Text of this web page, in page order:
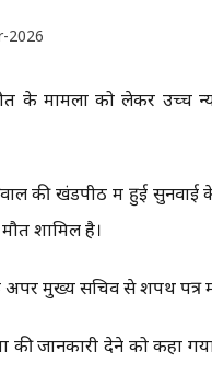
2026
के मामलों को लेकर उच्च
की खंडपीठ में हुई
शामिल है।
मुख्य सचिव से शपथ पत्र
जानकारी देने को कहा